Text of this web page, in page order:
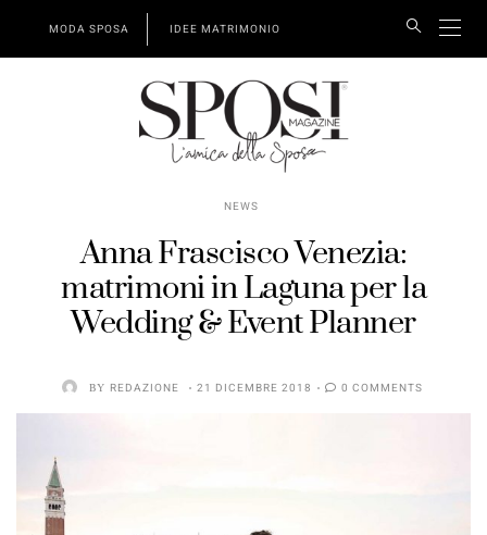
MODA SPOSA IDEE MATRIMONIO
NEWS
Anna Frascisco Venezia:
matrimoni in Laguna per la
Wedding & Event Planner
BY REDAZIONE 21 DICEMBRE 2018 0 COMMENTS